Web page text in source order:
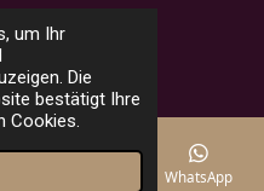
um Ihr
Die
bestätigt Ihre
Cookies.
WhatsApp